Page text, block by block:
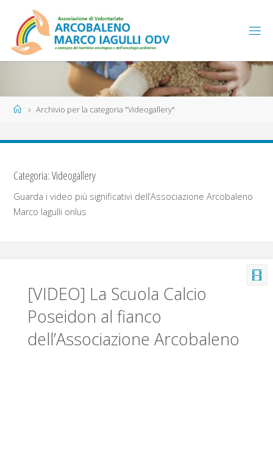
contenuto
HomeArchivio per la categoria "Videogallery"
Categoria:Videogallery
Guarda i video più significativi dell’Associazione Arcobaleno
Marco Iagulli onlus
[VIDEO] La Scuola Calcio
Poseidon al fianco
dell’Associazione Arcobaleno